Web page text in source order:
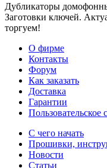
Дубликаторы
Заготовки ключей.
торгуем!
О фирме
Контакты
Форум
Как заказать
Доставка
Гарантии
Пользовательское
С чего начать
Прошивки,
Новости
Статьи